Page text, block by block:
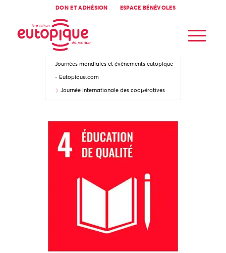
DON ET ADHÉSION ESPACE BÉNÉVOLES
Accueil
Journées mondiales et évènements eutopique
- Eutopique.com
Journée internationale des coopératives